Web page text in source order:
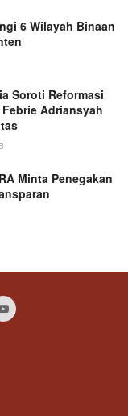
6 Wilayah Binaan
Soroti Reformasi
Adriansyah
Minta Penegakan